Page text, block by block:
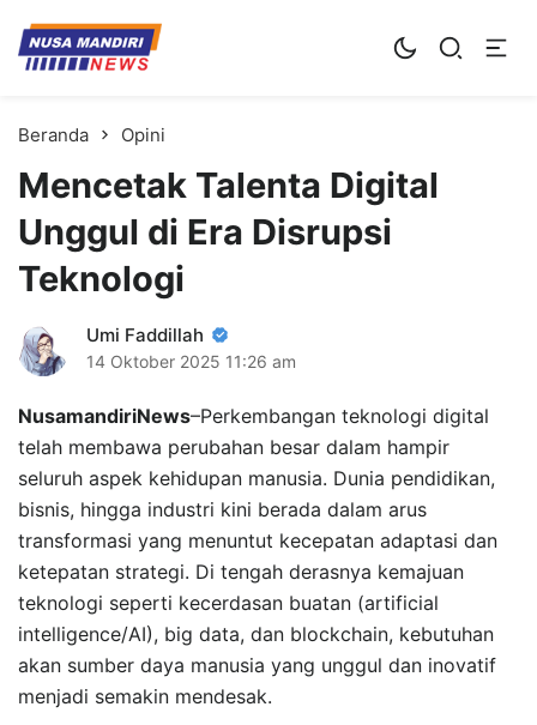
Kampus Digital Bisnis
Universitas Nusa Mandiri
Beranda Opini
Mencetak Talenta Digital
Unggul di Era Disrupsi
Teknologi
Umi Faddillah
14 Oktober 2025 11:26 am
NusamandiriNews–Perkembangan teknologi digital
telah membawa perubahan besar dalam hampir
seluruh aspek kehidupan manusia. Dunia pendidikan,
bisnis, hingga industri kini berada dalam arus
transformasi yang menuntut kecepatan adaptasi dan
ketepatan strategi. Di tengah derasnya kemajuan
teknologi seperti kecerdasan buatan (artificial
intelligence/AI), big data, dan blockchain, kebutuhan
akan sumber daya manusia yang unggul dan inovatif
menjadi semakin mendesak.